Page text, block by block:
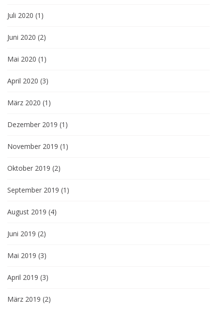
Juli 2020 (1)
Juni 2020 (2)
Mai 2020 (1)
April 2020 (3)
März 2020 (1)
Dezember 2019 (1)
November 2019 (1)
Oktober 2019 (2)
September 2019 (1)
August 2019 (4)
Juni 2019 (2)
Mai 2019 (3)
April 2019 (3)
März 2019 (2)